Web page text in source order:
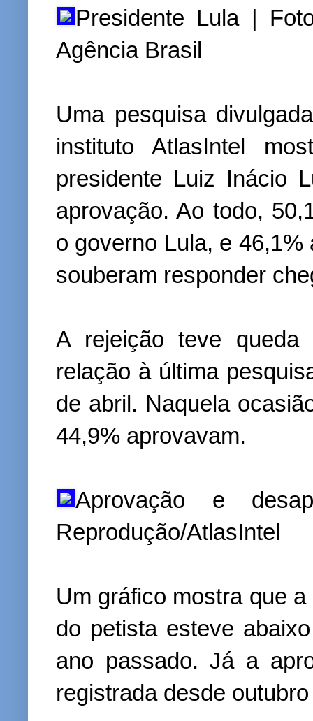
Presidente Lula |
Agência Brasil
Uma pesquisa
instituto AtlasIntel
presidente Luiz Inácio
aprovação. Ao todo,
o governo Lula, e
souberam responder
A rejeição teve
relação à última
de abril. Naquela
44,9% aprovavam.
Aprovação e
Reprodução/AtlasIntel
Um gráfico mostra que
do petista esteve
ano passado. Já a
registrada desde